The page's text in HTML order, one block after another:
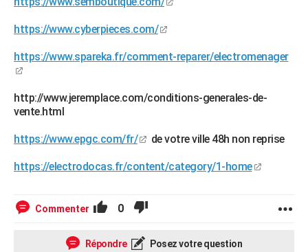
https://www.cyberpieces.com/
https://www.spareka.fr/comment-reparer/electromenager
http://www.jeremplace.com/conditions-generales-de-
vente.html
https://www.epgc.com/fr/ de votre ville 48h non reprise
https://electrodocas.fr/content/category/1-home
Commenter 0
Répondre Posez votre question